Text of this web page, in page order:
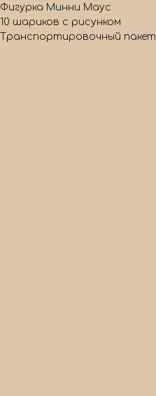
Фигурка Минни Маус
10 шариков с рисунком
Транспортировочный пакет